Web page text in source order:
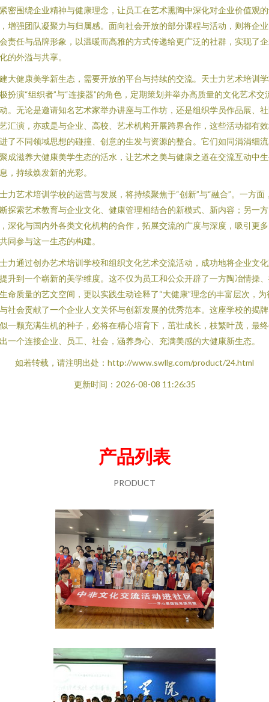
密围绕企业精神与健康理念，让员工在艺术熏陶中深化对企业价值观
增强团队凝聚力与归属感。面向社会开放的部分课程与活动，则将企
责任与品牌形象，以温暖而高雅的方式传递给更广泛的社群，实现了
的外溢与共享。
大健康美学新生态，需要开放的平台与持续的交流。天士力艺术培训
扮演“组织者”与“连接器”的角色，定期策划并举办高质量的文化艺术交
。无论是邀请知名艺术家举办讲座与工作坊，还是组织学员作品展、
汇演，亦或是与企业、高校、艺术机构开展跨界合作，这些活动都有
了不同领域思想的碰撞、创意的生发与资源的整合。它们如同涓涓细
成滋养大健康美学生态的活水，让艺术之美与健康之道在交流互动中
，持续焕发新的光彩。
力艺术培训学校的运营与发展，将持续聚焦于“创新”与“融合”。一方面
探索艺术教育与企业文化、健康管理相结合的新模式、新内容；另一方
深化与国内外各类文化机构的合作，拓展交流的广度与深度，吸引更
同参与这一生态的构建。
力通过创办艺术培训学校和组织文化艺术交流活动，成功地将企业文
升到一个崭新的美学维度。这不仅为员工和公众开辟了一方陶冶情操
命质量的艺文空间，更以实践生动诠释了“大健康”理念的丰富层次，为
社会贡献了一个企业人文关怀与创新发展的优秀范本。这座学校的揭
一颗充满生机的种子，必将在精心培育下，茁壮成长，枝繁叶茂，最
一个连接企业、员工、社会，涵养身心、充满美感的大健康新生态。
如若转载，请注明出处：http://www.swllg.com/product/24.html
更新时间：2026-08-08 11:26:35
产品列表
PRODUCT